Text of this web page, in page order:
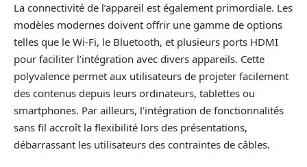
La connectivité de l’appareil est également primordiale. Les
modèles modernes doivent offrir une gamme de options
telles que le Wi-Fi, le Bluetooth, et plusieurs ports HDMI
pour faciliter l’intégration avec divers appareils. Cette
polyvalence permet aux utilisateurs de projeter facilement
des contenus depuis leurs ordinateurs, tablettes ou
smartphones. Par ailleurs, l’intégration de fonctionnalités
sans fil accroît la flexibilité lors des présentations,
débarrassant les utilisateurs des contraintes de câbles.